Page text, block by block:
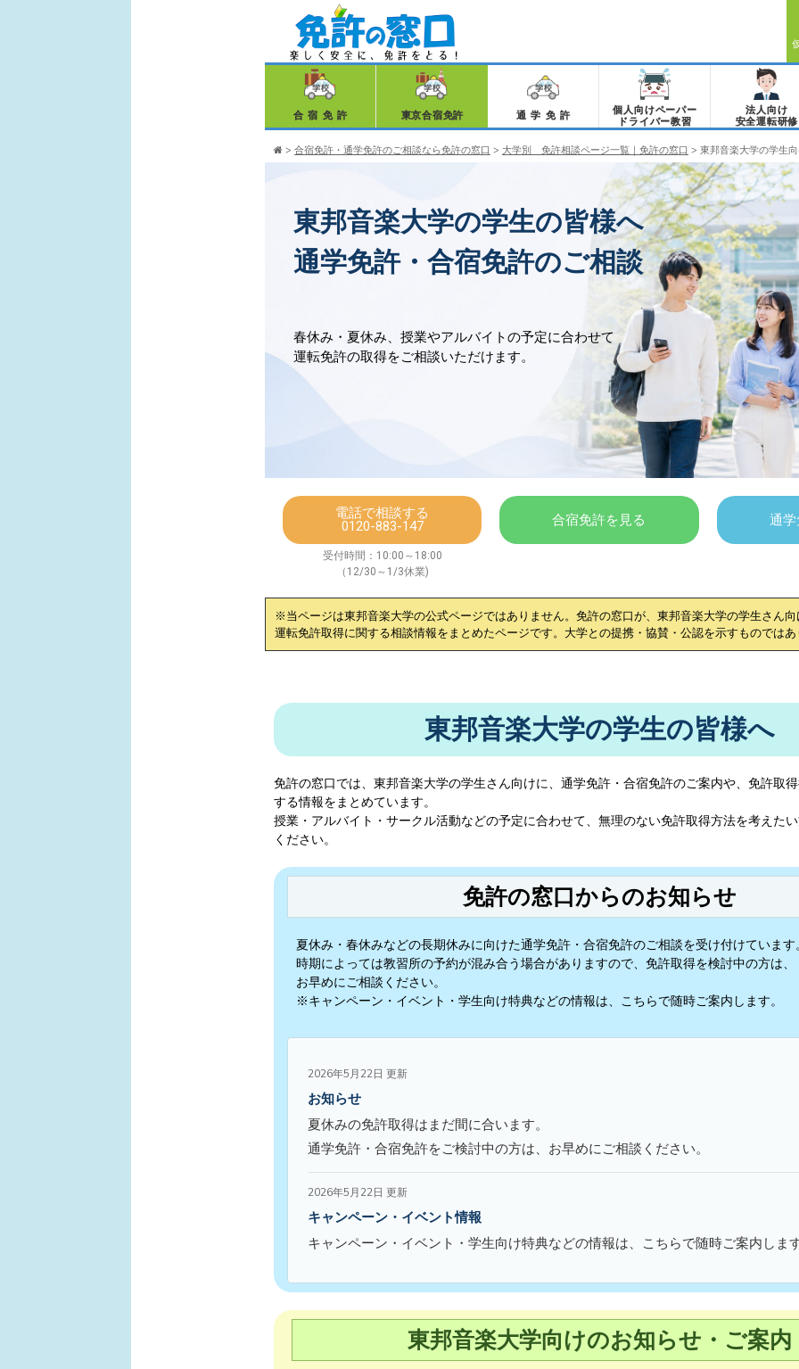
合宿免許 東京合宿免許 通学免許
個人向けペーパー
ドライバー教習
法人向け
安全運転研修
> 合宿免許・通学免許のご相談なら免許の窓口 > 大学別 免許相談ページ一覧｜免許の窓口 > 東邦音楽大学の学生
東邦音楽大学の学生の皆様へ
通学免許・合宿免許のご相談
春休み・夏休み、授業やアルバイトの予定に合わせて
運転免許の取得をご相談いただけます。
電話で相談する
0120-883-147
受付時間：10:00～18:00
（12/30～1/3休業)
合宿免許を見る 通
※当ページは東邦音楽大学の公式ページではありません。免許の窓口が、 東邦音楽大学の学生さん向
運転免許取得に関する相談情報をまとめたページです。大学との提携・協賛・公認を示すものでは
東邦音楽大学の学生の皆様へ
免許の窓口では、 東邦音楽大学の学生さん向けに、通学免許・合宿免許のご案内や、免許取
する情報をまとめています。
授業・アルバイト・サークル活動などの予定に合わせて、無理のない免許取得方法を考えた
ください。
免許の窓口からのお知らせ
夏休み・春休みなどの長期休みに向けた通学免許・合宿免許のご相談を受け付けています
時期によっては教習所の予約が混み合う場合がありますので、免許取得を検討中の方は、
お早めにご相談ください。
※キャンペーン・イベント・学生向け特典などの情報は、こちらで随時ご案内します。
2026年5月22日 更新
お知らせ
夏休みの免許取得はまだ間に合います。
通学免許・合宿免許をご検討中の方は、お早めにご相談ください。
2026年5月22日 更新
キャンペーン・イベント情報
キャンペーン・イベント・学生向け特典などの情報は、こちらで随時ご案内しま
東邦音楽大学向けのお知らせ・ご案内